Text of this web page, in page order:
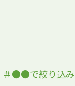
＃●●で絞り込み